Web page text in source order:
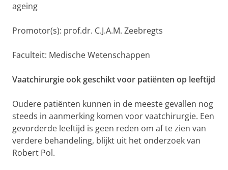
ageing
Promotor(s): prof.dr. C.J.A.M. Zeebregts
Faculteit: Medische Wetenschappen
Vaatchirurgie ook geschikt voor patiënten op leeftijd
Oudere patiënten kunnen in de meeste gevallen nog
steeds in aanmerking komen voor vaatchirurgie. Een
gevorderde leeftijd is geen reden om af te zien van
verdere behandeling, blijkt uit het onderzoek van
Robert Pol.